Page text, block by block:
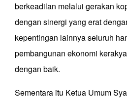
berkeadilan melalui gerakan
dengan sinergi yang erat
kepentingan lainnya seluruh
pembangunan ekonomi
dengan baik.
Sementara itu Ketua Umum